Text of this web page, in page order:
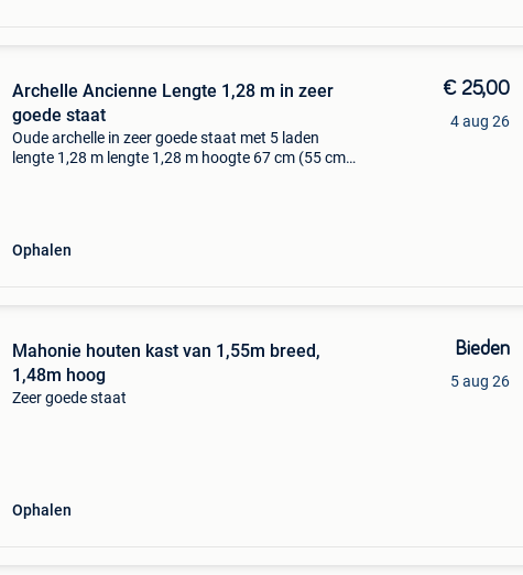
Archelle Ancienne Lengte 1,28 m in zeer
goede staat
Oude archelle in zeer goede staat met 5 laden
lengte 1,28 m lengte 1,28 m hoogte 67 cm (55 cm
Ophalen
€ 25,00
4 aug 26
Mahonie houten kast van 1,55m breed,
1,48m hoog
Zeer goede staat
Ophalen
Bieden
5 aug 26